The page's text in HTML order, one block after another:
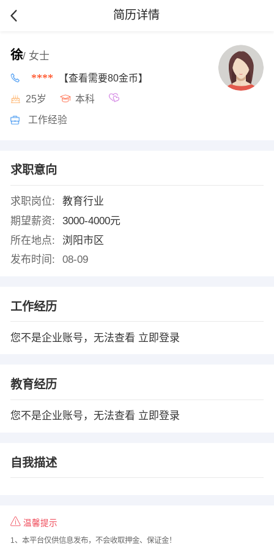
简历详情
徐/ 女士
**** 【查看需要80金币】
25岁 本科
工作经验
求职意向
求职岗位:
教育行业
期望薪资:
3000-4000元
所在地点:
浏阳市区
发布时间:
08-09
工作经历
您不是企业账号，无法查看 立即登录
教育经历
您不是企业账号，无法查看 立即登录
自我描述
温馨提示
1、本平台仅供信息发布，不会收取押金、保证金！